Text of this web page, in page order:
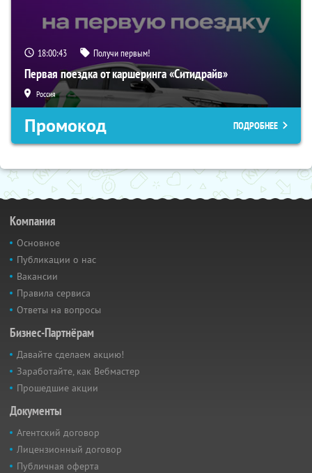
18:00:42 Получи первым!
Первая поездка от каршеринга «Ситидрайв»
Россия
Промокод ПОДРОБНЕЕ
Компания
Основное
Публикации о нас
Вакансии
Правила сервиса
Ответы на вопросы
Бизнес-Партнёрам
Давайте сделаем акцию!
Заработайте, как Вебмастер
Прошедшие акции
Документы
Агентский договор
Лицензионный договор
Публичная оферта